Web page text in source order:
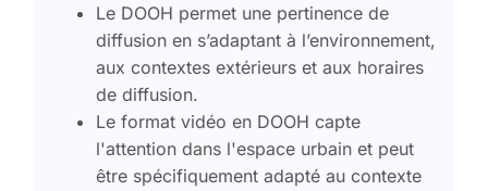
Le DOOH permet une pertinence de
diffusion en s’adaptant à l’environnement,
aux contextes extérieurs et aux horaires
de diffusion.
Le format vidéo en DOOH capte
l'attention dans l'espace urbain et peut
être spécifiquement adapté au contexte